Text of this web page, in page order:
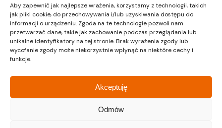
Aby zapewnić jak najlepsze wrażenia, korzystamy z technologii, takich
jak pliki cookie, do przechowywania i/lub uzyskiwania dostępu do
informacji o urządzeniu. Zgoda na te technologie pozwoli nam
przetwarzać dane, takie jak zachowanie podczas przeglądania lub
unikalne identyfikatory na tej stronie. Brak wyrażenia zgody lub
wycofanie zgody może niekorzystnie wpłynąć na niektóre cechy i
funkcje.
Akceptuję
Odmów
Siedziba
ul. Lipińskiego 3A
30-349 Kraków
tel.:12 397 12 27
Dział sprzedaży
ul. Lipińskiego 3A
30-349 Kraków
Gliwice
Dział sprzedaży
Katowice
Dział sprzedaży